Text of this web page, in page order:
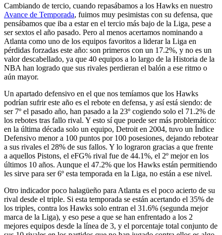
Cambiando de tercio, cuando repasábamos a los Hawks en nuestro
Avance de Temporada, fuimos muy pesimistas con su defensa, que
pensábamos que iba a estar en el tercio más bajo de la Liga, pese a
ser sextos el año pasado. Pero al menos acertamos nominando a
Atlanta como uno de los equipos favoritos a liderar la Liga en
pérdidas forzadas este año: son primeros con un 17.2%, y no es un
valor descabellado, ya que 40 equipos a lo largo de la Historia de la
NBA han logrado que sus rivales perdieran el balón a ese ritmo o
aún mayor.
Un apartado defensivo en el que nos temíamos que los Hawks
podrían sufrir este año es el rebote en defensa, y así está siendo: de
ser 7º el pasado año, han pasado a la 23º cogiendo solo el 71.2% de
los rebotes tras fallo rival. Y esto sí que puede ser más problemático:
en la última década solo un equipo, Detroit en 2004, tuvo un Índice
Defensivo menor a 100 puntos por 100 posesiones, dejando rebotear
a sus rivales el 28% de sus fallos. Y lo lograron gracias a que frente
a aquellos Pistons, el eFG% rival fue de 44.1%, el 2º mejor en los
últimos 10 años. Aunque el 47.2% que los Hawks están permitiendo
les sirve para ser 6º esta temporada en la Liga, no están a ese nivel.
Otro indicador poco halagüeño para Atlanta es el poco acierto de su
rival desde el triple. Si esta temporada se están acertando el 35% de
los triples, contra los Hawks solo entran el 31.6% (segunda mejor
marca de la Liga), y eso pese a que se han enfrentado a los 2
mejores equipos desde la línea de 3, y el porcentaje total conjunto de